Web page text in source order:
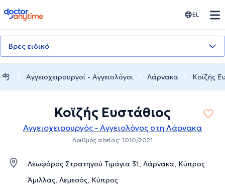
doctoranytime EL
Βρες ειδικό
Αγγειοχειρουργοί - Αγγειολόγοι Λάρνακα Κοϊζής
Κοϊζής Ευστάθιος
Αγγειοχειρουργός - Αγγειολόγος στη Λάρνακα
Αριθμός αδείας: 1010/2021
Λεωφόρος Στρατηγού Τιμάγια 31, Λάρνακα, Κύπρος
Άμιλλας, Λεμεσός, Κύπρος